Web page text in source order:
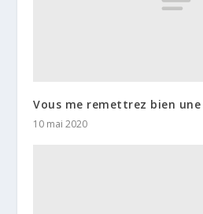
Vous me remettrez bien
10 mai 2020